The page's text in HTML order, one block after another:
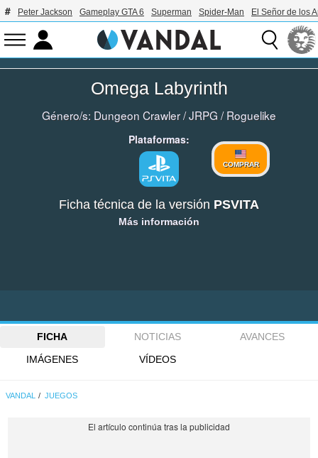
Peter Jackson Gameplay GTA 6 Superman Spider-Man El Señor de los
Omega Labyrinth
Género/s: Dungeon Crawler/JRPG /Roguelike
Plataformas:
COMPRAR
Ficha técnica de la versión PSVITA
Más información
FICHA NOTICIAS
AVANCES
IMÁGENES
VÍDEOS
VANDAL JUEGOS